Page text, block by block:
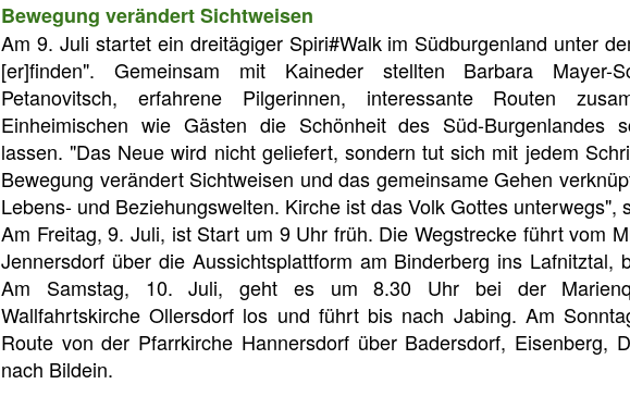
Bewegung verändert Sichtweisen
Am 9. Juli startet ein dreitägiger Spiri#Walk im Südburgenland unter
[er]finden". Gemeinsam mit Kaineder stellten Barbara Mayer-
Petanovitsch, erfahrene Pilgerinnen, interessante Routen
Einheimischen wie Gästen die Schönheit des Süd-Burgenlandes
lassen. "Das Neue wird nicht geliefert, sondern tut sich mit jedem
Bewegung verändert Sichtweisen und das gemeinsame Gehen
Lebens- und Beziehungswelten. Kirche ist das Volk Gottes unterwegs",
Am Freitag, 9. Juli, ist Start um 9 Uhr früh. Die Wegstrecke führt vom
Jennersdorf über die Aussichtsplattform am Binderberg ins Lafnitztal,
Am Samstag, 10. Juli, geht es um 8.30 Uhr bei der
Wallfahrtskirche Ollersdorf los und führt bis nach Jabing. Am
Route von der Pfarrkirche Hannersdorf über Badersdorf, Eisenberg,
nach Bildein.